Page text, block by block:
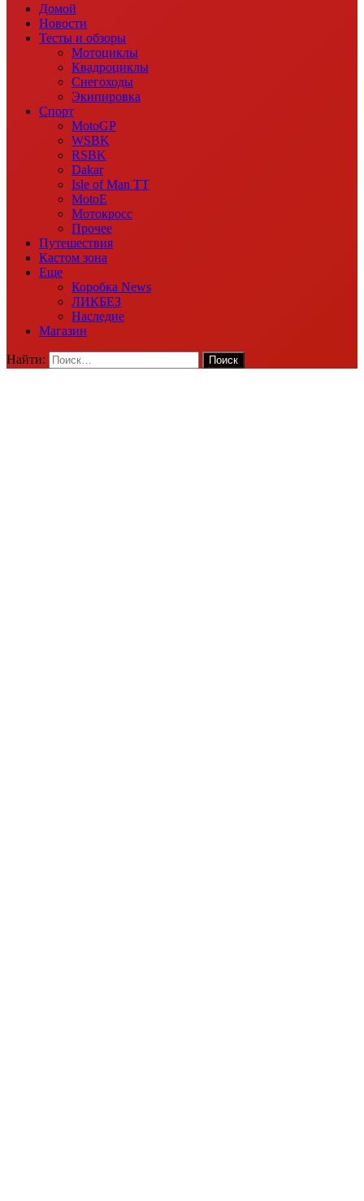
Домой
Новости
Тесты и обзоры
Мотоциклы
Квадроциклы
Снегоходы
Экипировка
Спорт
MotoGP
WSBK
RSBK
Dakar
Isle of Man TT
MotoE
Мотокросс
Прочее
Путешествия
Кастом зона
Еще
Коробка News
ЛИКБЕЗ
Наследие
Магазин
Найти: